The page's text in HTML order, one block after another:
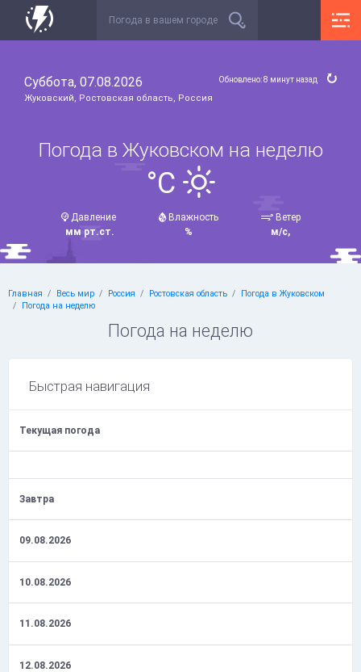
Суббота, 07.08.2026
Жуковский, Ростовская область, Россия
Обновлено: 8 минут назад
Погода в Жуковском на неделю
°C
Давление
мм рт.ст.
Влажность
%
Ветер
м/с,
Главная Весь мир Россия Ростовская область
Погода в Жуковском
Погода на неделю
Погода на неделю
Быстрая навигация
Текущая погода
Завтра
09.08.2026
10.08.2026
11.08.2026
12.08.2026